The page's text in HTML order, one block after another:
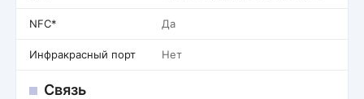
NFC* Да
Инфракрасный порт Нет
Связь